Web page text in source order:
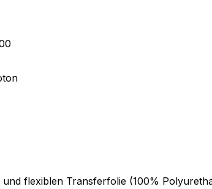
flexiblen Transferfolie (100%